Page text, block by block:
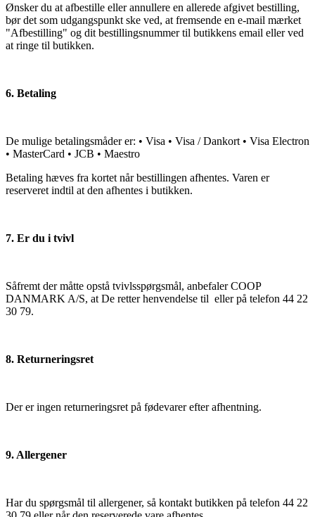
Ønsker du at afbestille eller annullere en allerede afgivet bestilling,
bør det som udgangspunkt ske ved, at fremsende en e-mail mærket
"Afbestilling" og dit bestillingsnummer til butikkens email eller ved
at ringe til butikken.
6. Betaling
De mulige betalingsmåder er: • Visa • Visa / Dankort • Visa Electron
• MasterCard • JCB • Maestro
Betaling hæves fra kortet når bestillingen afhentes. Varen er
reserveret indtil at den afhentes i butikken.
7. Er du i tvivl
Såfremt der måtte opstå tvivlsspørgsmål, anbefaler COOP
DANMARK A/S, at De retter henvendelse til eller på telefon 44 22
30 79.
8. Returneringsret
Der er ingen returneringsret på fødevarer efter afhentning.
9. Allergener
Har du spørgsmål til allergener, så kontakt butikken på telefon 44 22